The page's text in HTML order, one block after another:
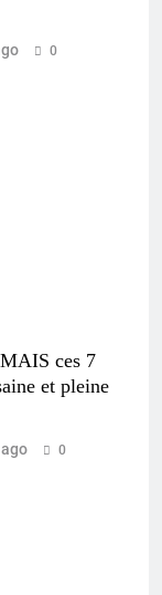
0
ces 7
et pleine
0